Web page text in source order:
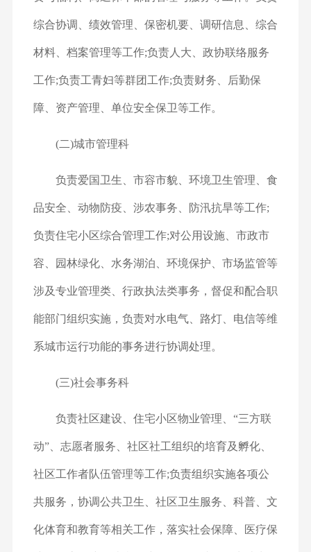
综合协调、绩效管理、保密机要、调研信息、综合
材料、档案管理等工作;负责人大、政协联络服务
工作;负责工青妇等群团工作;负责财务、后勤保
障、资产管理、单位安全保卫等工作。
(二)城市管理科
负责爱国卫生、市容市貌、环境卫生管理、食
品安全、动物防疫、涉农事务、防汛抗旱等工作;
负责住宅小区综合管理工作;对公用设施、市政市
容、园林绿化、水务湖泊、环境保护、市场监管等
涉及专业管理类、行政执法类事务，督促和配合职
能部门组织实施，负责对水电气、路灯、电信等维
系城市运行功能的事务进行协调处理。
(三)社会事务科
负责社区建设、住宅小区物业管理、“三方联
动”、志愿者服务、社区社工组织的培育及孵化、
社区工作者队伍管理等工作;负责组织实施各项公
共服务，协调公共卫生、社区卫生服务、科普、文
化体育和教育等相关工作，落实社会保障、医疗保